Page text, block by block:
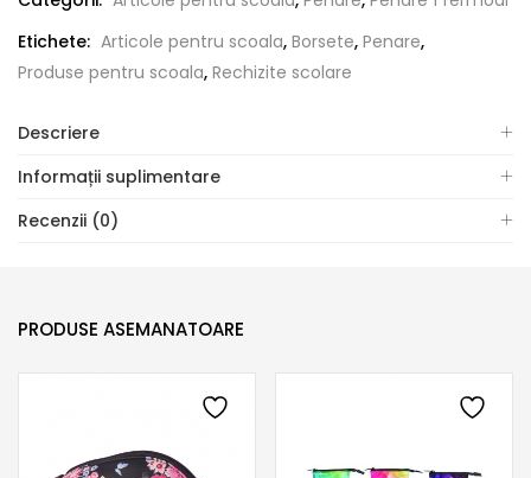
Etichete: Articole pentru scoala, Borsete, Penare,
Produse pentru scoala, Rechizite scolare
Descriere
Informații suplimentare
Recenzii (0)
PRODUSE ASEMANATOARE